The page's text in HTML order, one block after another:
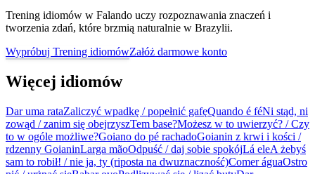
Trening idiomów w Falando uczy rozpoznawania znaczeń i
tworzenia zdań, które brzmią naturalnie w Brazylii.
Wypróbuj Trening idiomówZałóż darmowe konto
Więcej idiomów
Dar uma rataZaliczyć wpadkę / popełnić gafęQuando é féNi stąd, ni
zowąd / zanim się obejrzyszTem base?Możesz w to uwierzyć? / Czy
to w ogóle możliwe?Goiano do pé rachadoGoianin z krwi i kości /
rdzenny GoianinLarga mãoOdpuść / daj sobie spokójLá eleA żebyś
sam to robił! / nie ja, ty (riposta na dwuznaczność)Comer águaOstro